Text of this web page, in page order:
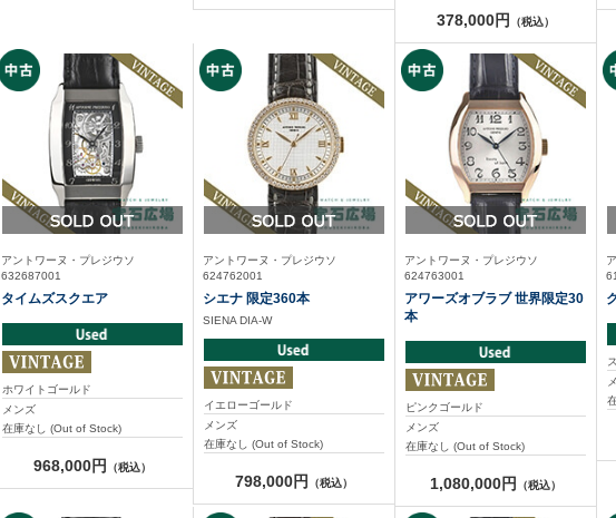
378,000円 （税込）
アントワーヌ・プレジウソ
632687001
タイムズスクエア
ホワイトゴールド
メンズ
在庫なし (Out of Stock)
968,000円 （税込）
アントワーヌ・プレジウソ
624762001
シエナ 限定360本
SIENA DIA-W
イエローゴールド
メンズ
在庫なし (Out of Stock)
798,000円 （税込）
アントワーヌ・プレジウソ
624763001
アワーズオブラブ 世界限定30
本
ピンクゴールド
メンズ
在庫なし (Out of Stock)
1,080,000円 （税込）